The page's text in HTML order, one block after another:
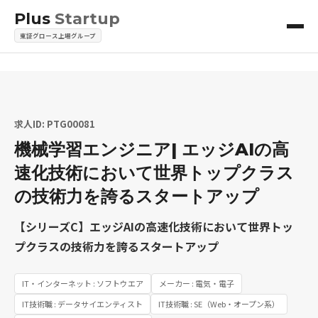
Plus Startup
東証グロース上場グループ
求人ID: PTG00081
機械学習エンジニア| エッジAIの高
速化技術において世界トップクラス
の技術力を誇るスタートアップ
【シリーズC】エッジAIの高速化技術において世界トッ
プクラスの技術力を誇るスタートアップ
IT・インターネット : ソフトウエア
メーカー : 電気・電子
IT技術職 : データサイエンティスト
IT技術職 : SE（Web・オープン系）